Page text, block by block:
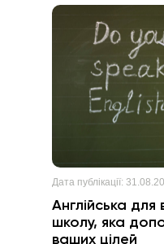
Дата публікації:
Англійська для
школу, яка
ваших цілей